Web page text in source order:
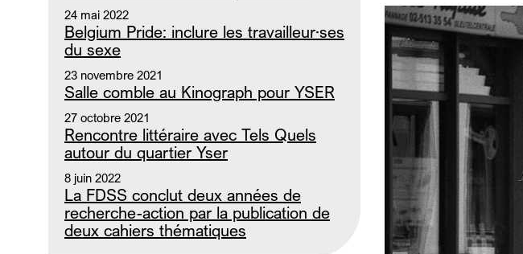
24 mai 2022
Belgium Pride: inclure les travailleur·ses
du sexe
23 novembre 2021
Salle comble au Kinograph pour YSER
27 octobre 2021
Rencontre littéraire avec Tels Quels
autour du quartier Yser
8 juin 2022
La FDSS conclut deux années de
recherche-action par la publication de
deux cahiers thématiques